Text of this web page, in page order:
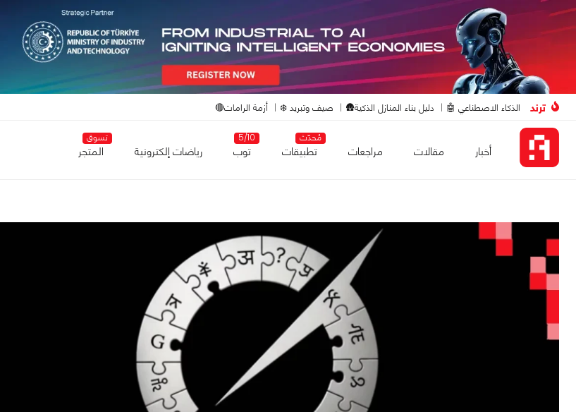
ترند الذكاء الاصطناعي 🤖 دليل بناء المنازل الذكية🛖 صيف وتبريد ❄️ أزمة الرامات🔴
أخبار مقالات مراجعات
مُحدّث
تطبيقات
5/10
توب رياضات إلكترونية
تسوق
المتجر